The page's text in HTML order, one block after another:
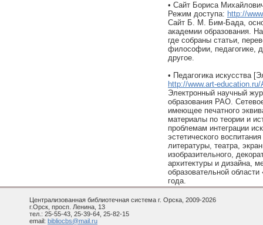
• Сайт Бориса
Режим доступа: http://
Сайт Б. М. Бим-Бада,
академии образования.
где собраны статьи,
философии, педагогике,
другое.
• Педагогика искусства
http://www.art-
Электронный научный
образования РАО.
имеющее печатного
материалы по теории и
проблемам интеграции
эстетического
литературы, театра,
изобразительного,
архитектуры и дизайна,
образовательной
года.
Централизованная библиотечная система г. Орска, 2009-2026
г.Орск, просп. Ленина, 13
тел.: 25-55-43, 25-39-64, 25-82-15
email: bibliocbs@mail.ru